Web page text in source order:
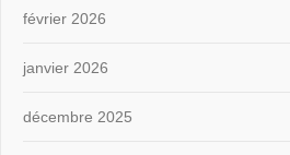
février 2026
janvier 2026
décembre 2025